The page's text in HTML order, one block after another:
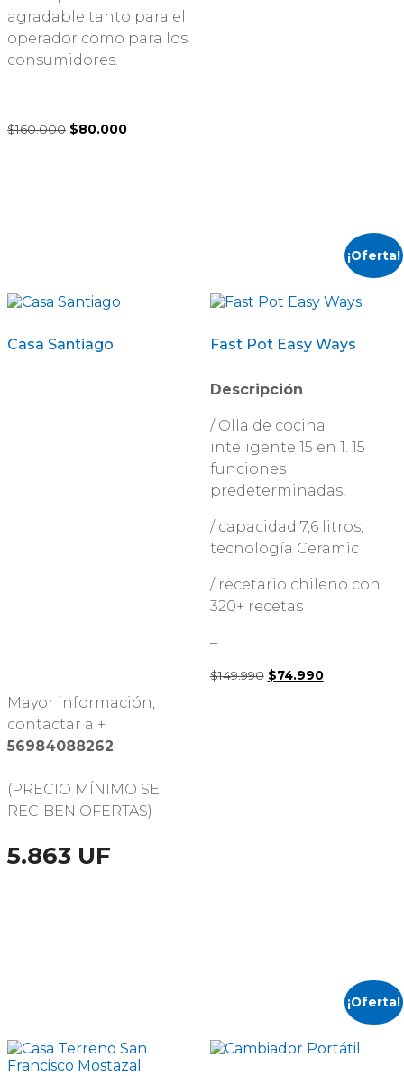
agradable tanto para el
operador como para los
consumidores.
–
$160.000 El
$80.000El
Casa Santiago
Mayor información,
contactar a +
56984088262
(PRECIO MÍNIMO SE
RECIBEN OFERTAS)
5.863 UF
¡Oferta!
Fast Pot Easy Ways
Descripción
/ Olla de cocina
inteligente 15 en 1. 15
funciones
predeterminadas,
/ capacidad 7,6 litros,
tecnología Ceramic
/ recetario chileno con
320+ recetas
–
$149.990 El
$74.990El
¡Oferta!